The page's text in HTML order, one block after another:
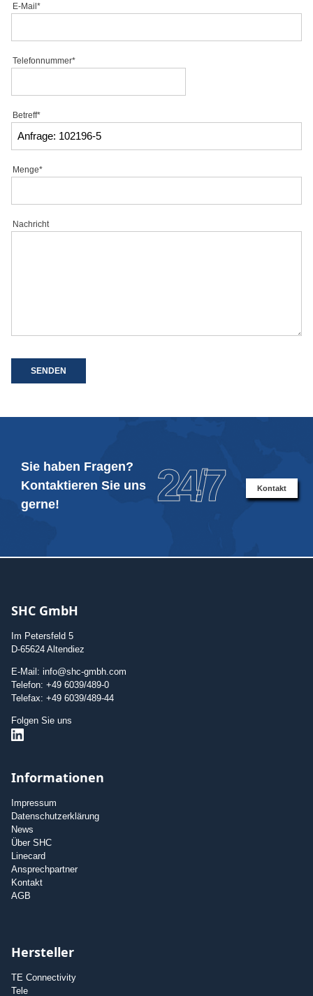
E-Mail*
Telefonnummer*
Betreff*
Menge*
Nachricht
SENDEN
Sie haben Fragen?
Kontaktieren Sie uns
gerne!
24/7 Kontakt
SHC GmbH
Im Petersfeld 5
D-65624 Altendiez
E-Mail: info@shc-gmbh.com
Telefon: +49 6039/489-0
Telefax: +49 6039/489-44
Folgen Sie uns
Informationen
Impressum
Datenschutzerklärung
News
Über SHC
Linecard
Ansprechpartner
Kontakt
AGB
Hersteller
TE Connectivity
Tele